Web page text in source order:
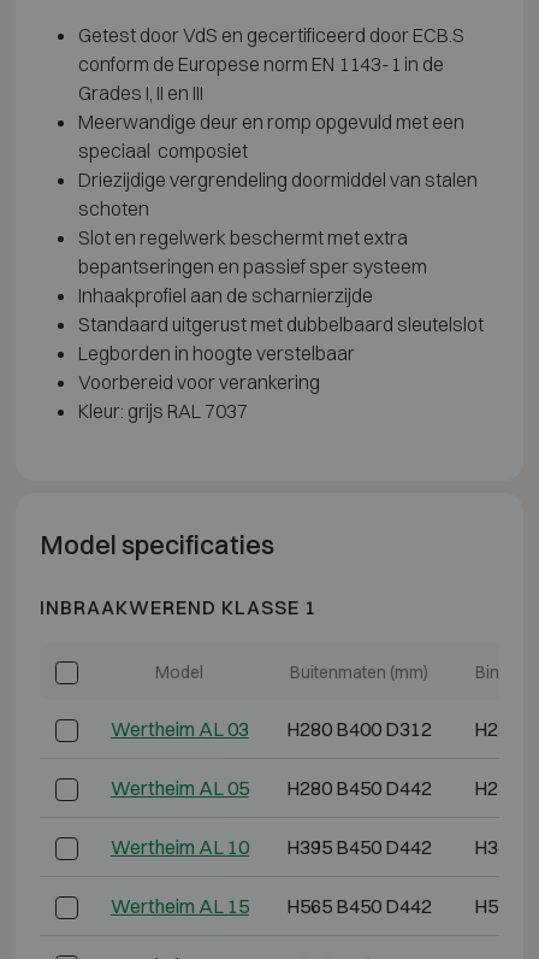
Getest door VdS en gecertificeerd door ECB.S
conform de Europese norm EN 1143-1 in de
Grades I, II en III
Meerwandige deur en romp opgevuld met een
speciaal composiet
Driezijdige vergrendeling doormiddel van stalen
schoten
Slot en regelwerk beschermt met extra
bepantseringen en passief sper systeem
Inhaakprofiel aan de scharnierzijde
Standaard uitgerust met dubbelbaard sleutelslot
Legborden in hoogte verstelbaar
Voorbereid voor verankering
Kleur: grijs RAL 7037
Model specificaties
INBRAAKWEREND KLASSE 1
Model Buitenmaten (mm)
Wertheim AL 03 H280 B400 D312 H230
Wertheim AL 05 H280 B450 D442 H230
Wertheim AL 10 H395 B450 D442 H345
Wertheim AL 15 H565 B450 D442 H515